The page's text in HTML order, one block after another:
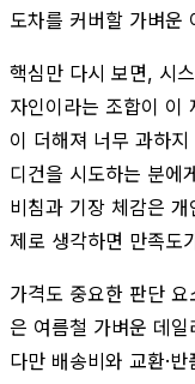
도차를 커버할 가벼운
핵심만 다시 보면, 시
자인이라는 조합이 이
이 더해져 너무 과하
디건을 시도하는 분에
비침과 기장 체감은
제로 생각하면 만족도
가격도 중요한 판단
은 여름철 가벼운 데
다만 배송비와 교환·